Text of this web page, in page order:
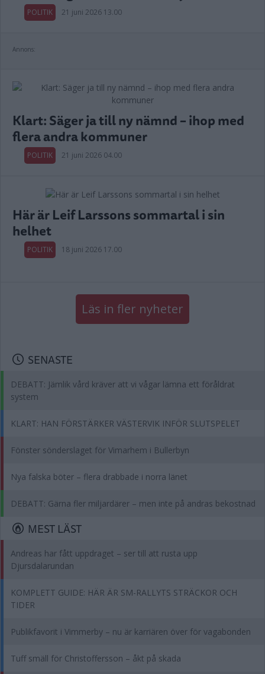
POLITIK 21 juni 2026 13.00
Annons:
Klart: Säger ja till ny nämnd – ihop med
flera andra kommuner
POLITIK 21 juni 2026 04.00
Här är Leif Larssons sommartal i sin
helhet
POLITIK 18 juni 2026 17.00
Läs in fler nyheter
SENASTE
DEBATT: Jämlik vård kräver att vi vågar lämna ett föråldrat
system
KLART: HAN FÖRSTÄRKER VÄSTERVIK INFÖR SLUTSPELET
Fönster sönderslaget för Vimarhem i Bullerbyn
Nya falska böter – flera drabbade i norra länet
DEBATT: Gärna fler miljardärer – men inte på andras bekostnad
MEST LÄST
Andreas har fått uppdraget – ser till att rusta upp
Djursdalarundan
KOMPLETT GUIDE: HÄR ÄR SM-RALLYTS STRÄCKOR OCH
TIDER
Publikfavorit i Vimmerby – nu är karriären över för vagabonden
Tuff smäll för Christoffersson – åkt på skada